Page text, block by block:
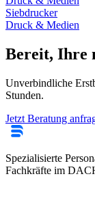
Siebdrucker
Druck & Medien
Bereit, Ihre
Unverbindliche
Stunden.
Jetzt Beratung
Spezialisierte
Fachkräfte im